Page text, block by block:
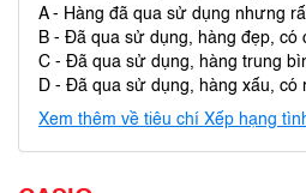
A - Hàng đã qua sử dụng nhưng
B - Đã qua sử dụng, hàng đẹp, có
C - Đã qua sử dụng, hàng trung
D - Đã qua sử dụng, hàng xấu, có
Xem thêm về tiêu chí Xếp hạng